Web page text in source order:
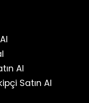
Al
Satın Al